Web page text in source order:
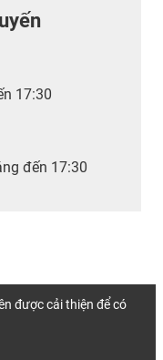
17:30
đến 17:30
được cải thiện để có